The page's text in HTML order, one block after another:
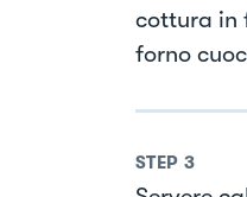
cottura in
forno
STEP 3